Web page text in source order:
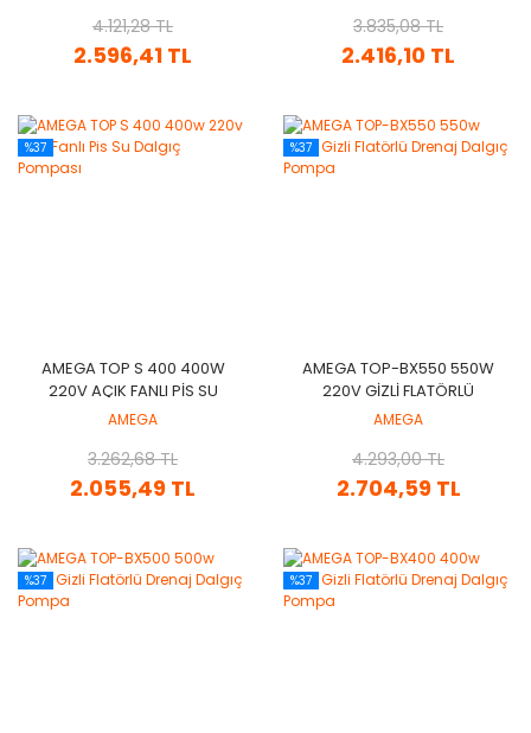
2.596,41 TL
4.121,28 TL
2.416,10 TL
3.835,08 TL
%37
AMEGA TOP S 400 400W
220V AÇIK FANLI PIS SU
DALGIÇ POMPASI
AMEGA
2.055,49 TL
3.262,68 TL
%37
AMEGA TOP-BX550 550W
220V GIZLI FLATÖRLÜ
DRENAJ DALGIÇ POMPA
AMEGA
2.704,59 TL
4.293,00 TL
%37 %37